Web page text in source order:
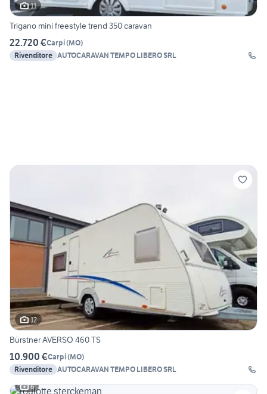
11
Trigano mini freestyle trend 350 caravan
22.720 €Carpi(MO)
Rivenditore AUTOCARAVAN TEMPO LIBERO SRL
12
Bürstner AVERSO 460 TS
10.900 €Carpi(MO)
Rivenditore AUTOCARAVAN TEMPO LIBERO SRL
6